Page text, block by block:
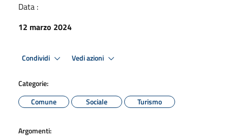
Data :
12 marzo 2024
Condividi Vedi azioni
Categorie:
Comune
Sociale Turismo
Argomenti: